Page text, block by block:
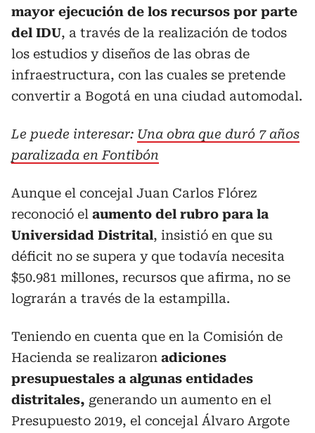
mayor ejecución de los recursos por parte
del IDU, a través de la realización de todos
los estudios y diseños de las obras de
infraestructura, con las cuales se pretende
convertir a Bogotá en una ciudad automodal.
Le puede interesar: Una obra que duró 7 años
paralizada en Fontibón
Aunque el concejal Juan Carlos Flórez
reconoció el aumento del rubro para la
Universidad Distrital, insistió en que su
déficit no se supera y que todavía necesita
$50.981 millones, recursos que afirma, no se
lograrán a través de la estampilla.
Teniendo en cuenta que en la Comisión de
Hacienda se realizaron adiciones
presupuestales a algunas entidades
distritales, generando un aumento en el
Presupuesto 2019, el concejal Álvaro Argote